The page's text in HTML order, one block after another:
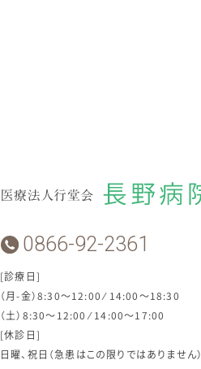
0866-92-2361
[診療日]
（月-金）8:30～12:00 ⁄ 14:00～18:30
（土）8:30～12:00 ⁄ 14:00～17:00
[休診日]
日曜、祝日（急患はこの限りではありません）